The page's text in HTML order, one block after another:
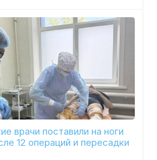
врачи поставили на ноги
12 операций и пересадки